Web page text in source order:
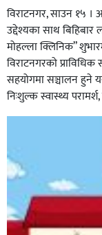
विराटनगर, साउन १५
उद्देश्यका साथ
मोहल्ला क्लिनिक”
विराटनगरको
सहयोगमा सञ्चालन हुने
निःशुल्क स्वास्थ्य